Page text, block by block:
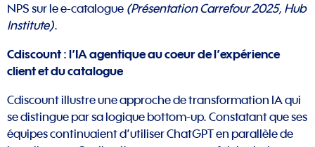
NPS sur le e-catalogue (Présentation Carrefour 2025, Hub
Institute).
Cdiscount : l’IA agentique au coeur de l’expérience
client et du catalogue
Cdiscount illustre une approche de transformation IA qui
se distingue par sa logique bottom-up. Constatant que ses
équipes continuaient d’utiliser ChatGPT en parallèle de